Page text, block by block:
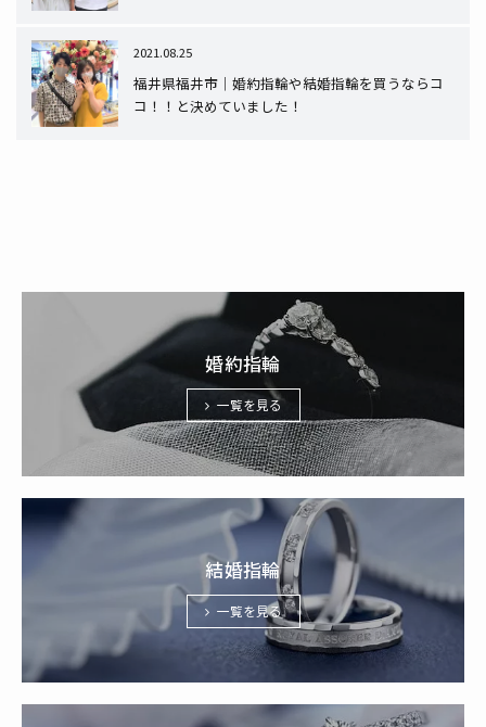
2021.08.25
福井県福井市｜婚約指輪や結婚指輪を買うならコ
コ！！と決めていました！
婚約指輪
一覧を見る
結婚指輪
一覧を見る